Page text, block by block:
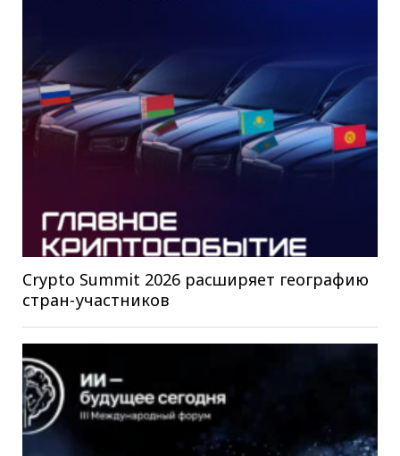
Crypto Summit 2026 расширяет географию
стран-участников